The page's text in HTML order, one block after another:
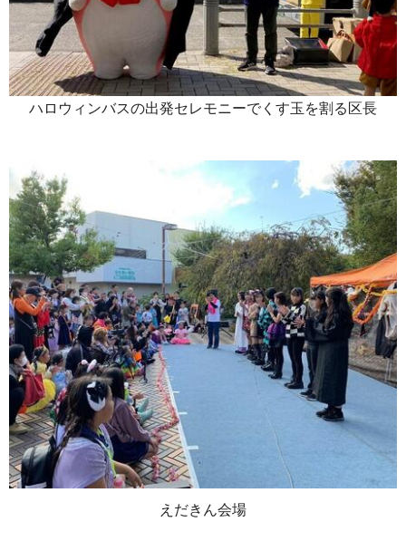
ハロウィンバスの出発セレモニーでくす玉を割る区長
えだきん会場